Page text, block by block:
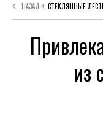
НАЗАД К СТЕКЛЯННЫЕ
из